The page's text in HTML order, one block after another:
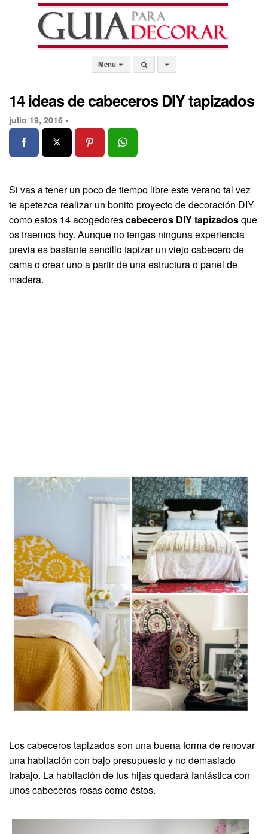
Menu
14 ideas de cabeceros DIY tapizados
julio 19, 2016 •
Si vas a tener un poco de tiempo libre este verano tal vez
te apetezca realizar un bonito proyecto de decoración DIY
como estos 14 acogedorescabeceros DIY tapizadosque
os traemos hoy. Aunque no tengas ninguna experiencia
previa es bastante sencillo tapizar un viejo cabecero de
cama o crear uno a partir de una estructura o panel de
madera.
Los cabeceros tapizados son una buena forma de renovar
una habitación con bajo presupuesto y no demasiado
trabajo. La habitación de tus hijas quedará fantástica con
unos cabeceros rosas como éstos.